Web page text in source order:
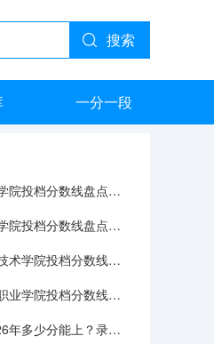
搜索
一分一段
2026年抚顺职业技术学院投档分数线盘点：录取分数、生活与就业指南
2026年辽宁金融职业学院投档分数线盘点：录取分数、生活与就业指南
2026年广东工贸职业技术学院投档分数线盘点：录取分数、生活与就业指南
2026年广东科学技术职业学院投档分数线盘点：录取分数、生活与就业指南
海南科技职业大学2026年多少分能上？录取分数线与生活成本解答